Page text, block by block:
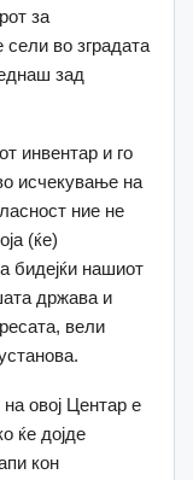
за
во зградата
зад
инвентар и го
исчекување на
ние не
(ќе)
бидејќи нашиот
држава и
вели
овој Центар е
ќе дојде
кон